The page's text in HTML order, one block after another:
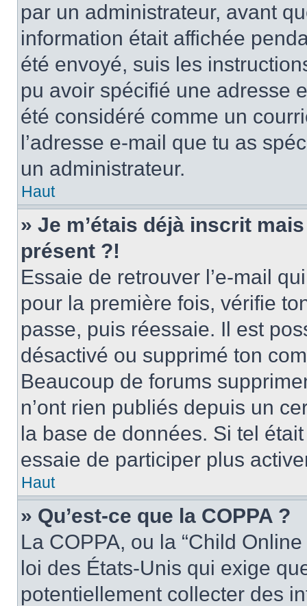
par un administrateur, avant
information était affichée
été envoyé, suis les
pu avoir spécifié une adresse
été considéré comme un
l’adresse e-mail que tu as
un administrateur.
Haut
» Je m’étais déjà inscrit
présent ?!
Essaie de retrouver l’e-mail
pour la première fois, vérifie
passe, puis réessaie. Il est
désactivé ou supprimé ton
Beaucoup de forums
n’ont rien publiés depuis un
la base de données. Si tel
essaie de participer plus
Haut
» Qu’est-ce que la COPPA ?
La COPPA, ou la “Child
loi des États-Unis qui exige
potentiellement collecter des